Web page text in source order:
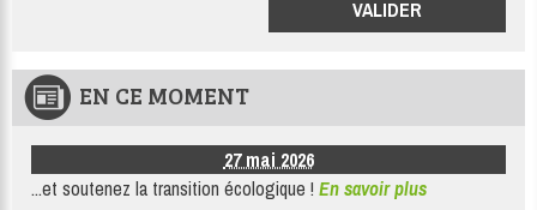
EN CE MOMENT
27 mai 2026
...et soutenez la transition écologique ! En savoir plus